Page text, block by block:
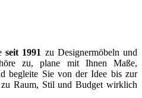
seit 1991 zu Designermöbeln und
zu, plane mit Ihnen Maße,
begleite Sie von der Idee bis zur
Raum, Stil und Budget wirklich